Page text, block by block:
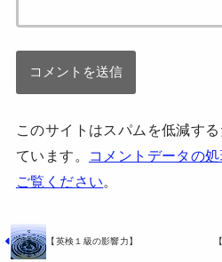
このサイトはスパムを低減す
ています。
コメントデータの
ご覧ください。
【英検１級の影響力】